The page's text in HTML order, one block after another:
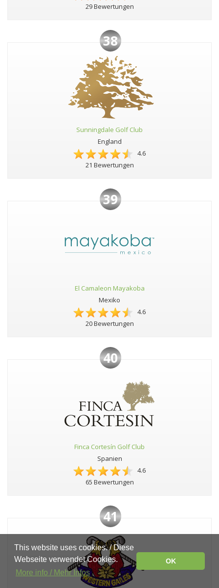
29 Bewertungen
38
Sunningdale Golf Club
England
4.6
21 Bewertungen
39
El Camaleon Mayakoba
Mexiko
4.6
20 Bewertungen
40
Finca Cortesín Golf Club
Spanien
4.6
65 Bewertungen
41
This website uses cookies. / Diese
Webseite verwendet Cookies.
More info / Mehr Infos
OK